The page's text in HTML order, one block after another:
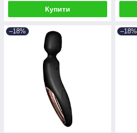
Купити
–18% –18%